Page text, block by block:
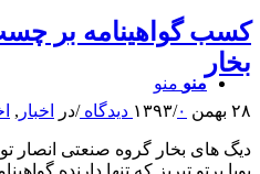
منو منو
بخار
۲۸ بهمن ۱۳۹۳ /۰ دیدگاه /در اخبار ,
دیگ های بخار گروه صنعتی